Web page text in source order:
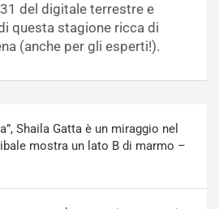
del digitale terrestre e
questa stagione ricca di
(anche per gli esperti!).
Shaila Gatta è un miraggio nel
mostra un lato B di marmo –